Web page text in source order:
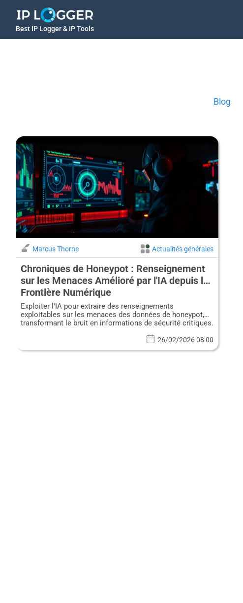
Best IP Logger & IP Tools
Blog
Marcus Thorne Actualités générales
Chroniques de Honeypot : Renseignement
sur les Menaces Amélioré par l'IA depuis la
Frontière Numérique
Exploiter l'IA pour extraire des renseignements
exploitables sur les menaces des données de honeypot,
transformant le bruit en informations de sécurité critiques.
26/02/2026 08:00